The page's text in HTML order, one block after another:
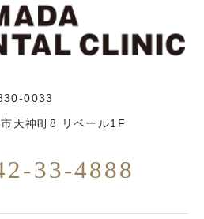
0033
天神町8 リベール1F
33-4888